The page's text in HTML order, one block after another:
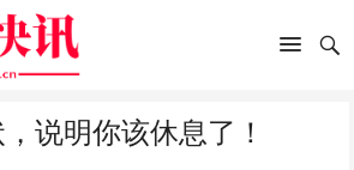
说明你该休息了！